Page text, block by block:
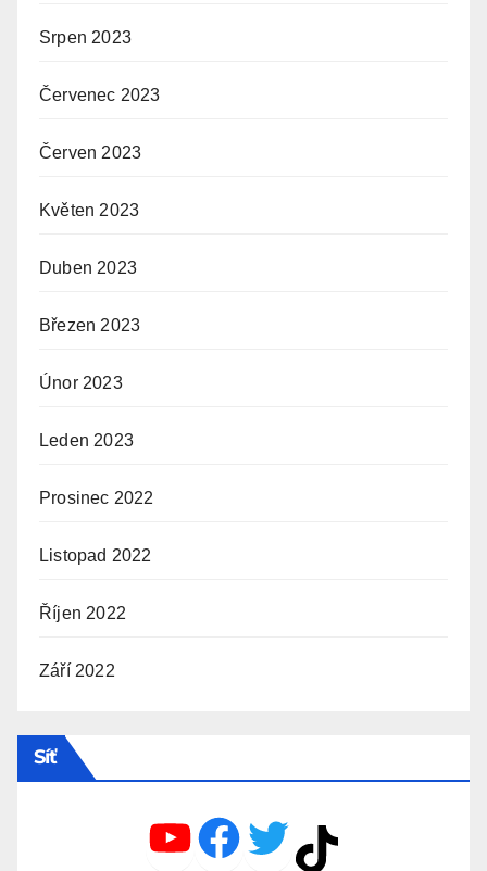
Srpen 2023
Červenec 2023
Červen 2023
Květen 2023
Duben 2023
Březen 2023
Únor 2023
Leden 2023
Prosinec 2022
Listopad 2022
Říjen 2022
Září 2022
Síť
YouTube
Facebook
TwitterTikTok